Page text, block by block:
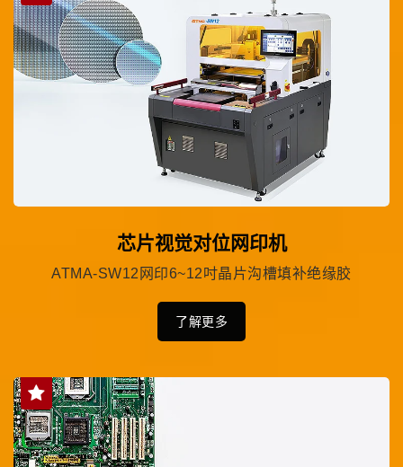
芯片视觉对位网印机
ATMA-SW12网印6~12吋晶片沟槽填补绝缘胶
了解更多